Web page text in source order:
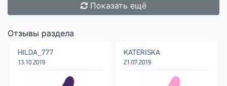
Показать ещё
Отзывы раздела
HILDA_777
13.10.2019
KATERISKA
21.07.2019